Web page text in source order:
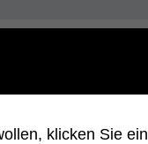
klicken Sie